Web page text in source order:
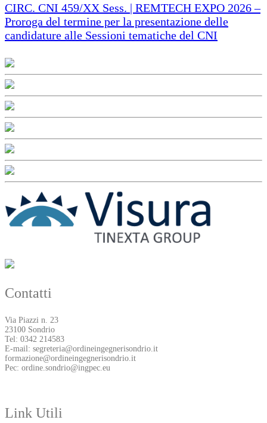
CIRC. CNI 459/XX Sess. | REMTECH EXPO 2026 –
Proroga del termine per la presentazione delle
candidature alle Sessioni tematiche del CNI
Contatti
Via Piazzi n. 23
23100 Sondrio
Tel: 0342 214583
E-mail: segreteria@ordineingegnerisondrio.it
formazione@ordineingegnerisondrio.it
Pec: ordine.sondrio@ingpec.eu
Link Utili